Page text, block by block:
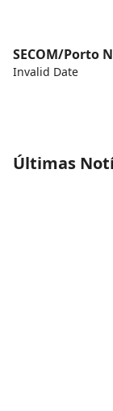
SECOM/Porto
Invalid Date
Últimas